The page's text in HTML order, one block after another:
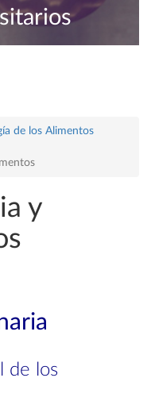
de los Alimentos
y
de los